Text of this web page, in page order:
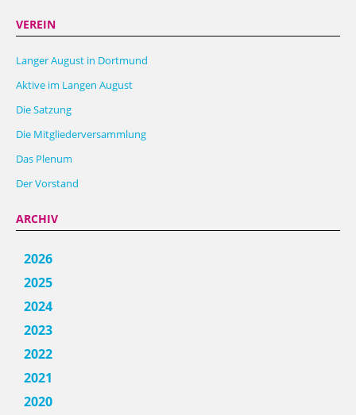
VEREIN
Langer August in Dortmund
Aktive im Langen August
Die Satzung
Die Mitgliederversammlung
Das Plenum
Der Vorstand
ARCHIV
2026
2025
2024
2023
2022
2021
2020